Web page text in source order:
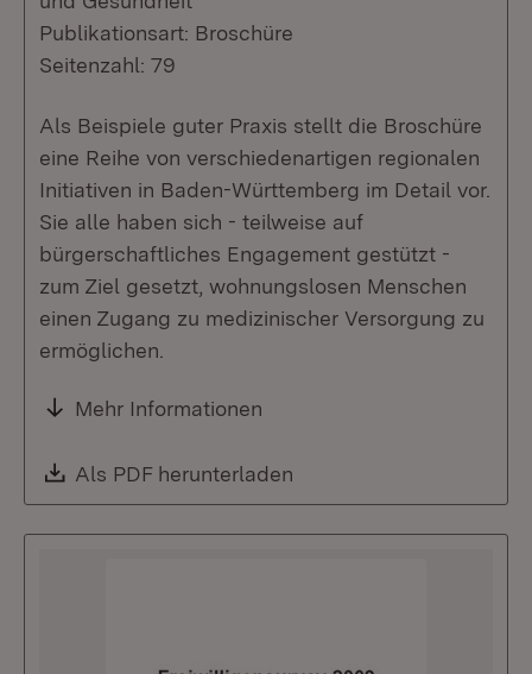
Publikationsart: Broschüre
Seitenzahl: 79
Als Beispiele guter Praxis stellt die Broschüre
eine Reihe von verschiedenartigen regionalen
Initiativen in Baden-Württemberg im Detail vor.
Sie alle haben sich - teilweise auf
bürgerschaftliches Engagement gestützt -
zum Ziel gesetzt, wohnungslosen Menschen
einen Zugang zu medizinischer Versorgung zu
ermöglichen.
Mehr Informationen
Download:
Als PDF herunterladen